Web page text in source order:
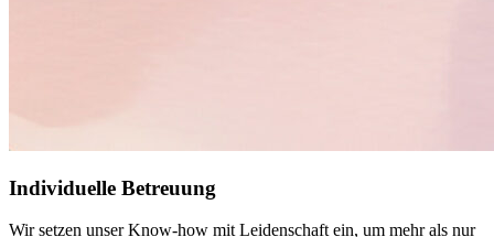
Individuelle Betreuung
Wir setzen unser Know-how mit Leidenschaft ein, um mehr als nur